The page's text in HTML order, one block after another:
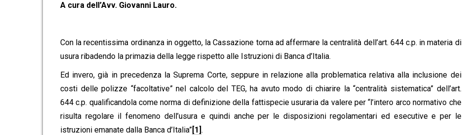
A cura dell’Avv. Giovanni Lauro.
Con la recentissima ordinanza in oggetto, la Cassazione torna ad affermare la centralità dell’art. 644 c.p. in materia di
usura ribadendo la primazia della legge rispetto alle Istruzioni di Banca d’Italia.
Ed invero, già in precedenza la Suprema Corte, seppure in relazione alla problematica relativa alla inclusione dei
costi delle polizze “facoltative” nel calcolo del TEG, ha avuto modo di chiarire la “centralità sistematica” dell’art.
644 c.p. qualificandola come norma di definizione della fattispecie usuraria da valere per “l’intero arco normativo che
risulta regolare il fenomeno dell’usura e quindi anche per le disposizioni regolamentari ed esecutive e per le
istruzioni emanate dalla Banca d’Italia”[1].